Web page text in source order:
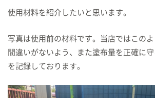
使用材料を紹介したいと思います。
写真は使用前の材料です。当店ではこの
間違いがないよう、また塗布量を正確に
を記録しております。